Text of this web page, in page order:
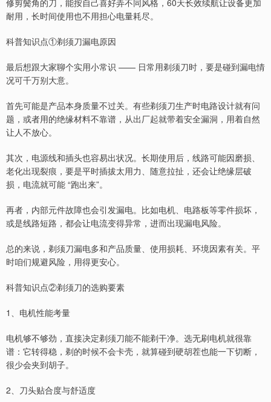
修剪鬓角的刀，能按自己喜好弄不同风格，60天长效续航让设备更加
耐用，长时间使用也不用担心电量耗尽。
科普知识点①剃须刀漏电原因
最后想跟大家聊个实用小常识 —— 日常用剃须刀时，要是碰到漏电情
况可千万别大意。
首先可能是产品本身质量不过关。有些剃须刀生产时电路设计就有问
题，或者用的绝缘材料不靠谱，从出厂起就带着安全漏洞，用着自然
让人不放心。
其次，电源线和插头也容易出状况。长期使用后，线路可能因磨损、
老化出现裂痕，要是平时插拔太用力、随意拉扯，还会让绝缘层破
损，电流就可能 “跑出来”。
再者，内部元件故障也会引发漏电。比如电机、电路板等零件损坏，
或是线路短路，都会让电流变得异常，进而出现漏电风险。
总的来说，剃须刀漏电多和产品质量、使用损耗、环境因素有关。平
时咱们规避风险，用得更安心。
科普知识点②剃须刀的选购要素
1、电机性能考量
电机够不够劲，直接决定剃须刀能不能剃干净。选无刷电机就很靠
谱：它转得稳，剃的时候不会卡壳，就算碰到硬胡茬也能一下切断，
很少会夹到胡子。
2、刀头贴合度与舒适度